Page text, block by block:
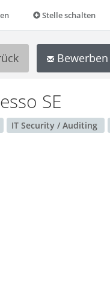
Stelle schalten
Bewerben
SE
IT Security / Auditing